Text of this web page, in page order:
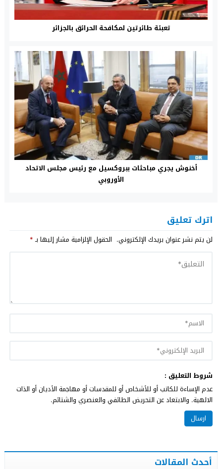
تعبئة طائرتين لمكافحة الحرائق بالجزائر
أخنوش يجري مباحثات ببروكسيل مع رئيس مجلس الاتحاد
الأوروبي
اترك تعليق
لن يتم نشر عنوان بريدك الإلكتروني. الحقول الإلزامية مشار إليها بـ*
شروط التعليق :
عدم الإساءة للكاتب أو للأشخاص أو للمقدسات أو مهاجمة الأديان أو الذات
الالهية. والابتعاد عن التحريض الطائفي والعنصري والشتائم.
أحدث المقالات